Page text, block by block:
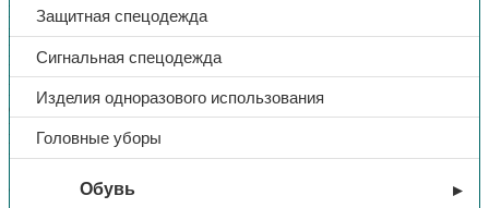
Защитная спецодежда
Сигнальная спецодежда
Изделия одноразового использования
Головные уборы
Обувь
Материал верха: кожа натуральная, кожа искуственная,
вельвет
Подкладка: спанбонд
Подошва: жесткая кожа, пористая резина, войлок
Крепление подошвы: клеепрошивной
Сезон: лето
Высота: 8 см
Размеры: 35-47
Защитные свойства: З